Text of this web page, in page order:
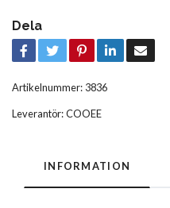
Dela
Artikelnummer: 3836
Leverantör:COOEE
INFORMATION